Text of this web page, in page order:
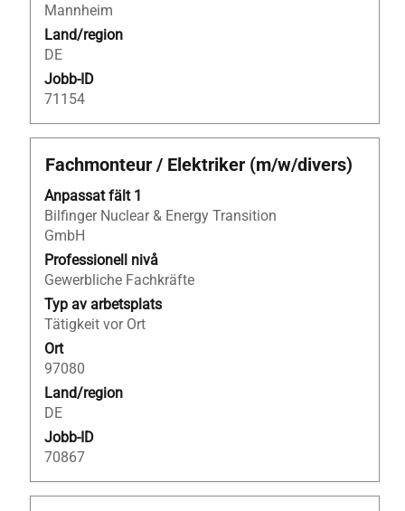
Mannheim
Land/region
DE
Jobb-ID
71154
Titel
Fachmonteur / Elektriker (m/w/divers)
Anpassat fält 1
Bilfinger Nuclear & Energy Transition
GmbH
Professionell nivå
Gewerbliche Fachkräfte
Typ av arbetsplats
Tätigkeit vor Ort
Ort
97080
Land/region
DE
Jobb-ID
70867
Klicka
blankstegstangenten
för
att
visa
allt
innehåll
i
jobbeskrivningen.